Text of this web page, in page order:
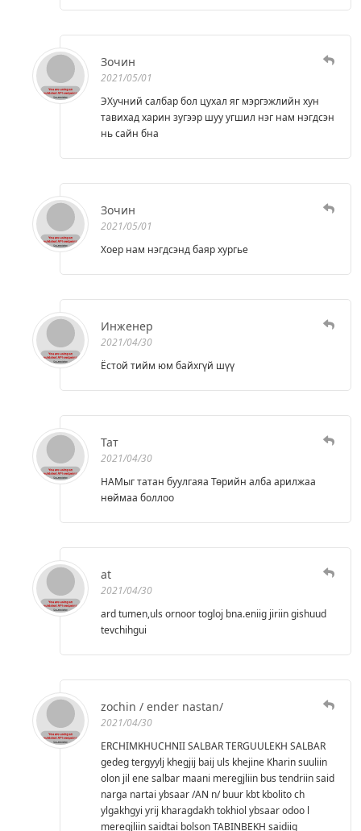
Зочин
2021/05/01
ЭХучний салбар бол цухал яг мэргэжлийн хун
тавихад харин зугээр шуу угшил нэг нам нэгдсэн
нь сайн бна
Зочин
2021/05/01
Хоер нам нэгдсэнд баяр хургье
Инженер
2021/04/30
Ёстой тийм юм байхгүй шүү
Тат
2021/04/30
НАМыг татан буулгаяа Төрийн алба арилжаа
нөймаа боллоо
at
2021/04/30
ard tumen,uls ornoor togloj bna.eniig jiriin gishuud
tevchihgui
zochin / ender nastan/
2021/04/30
ERCHIMKHUCHNII SALBAR TERGUULEKH SALBAR
gedeg tergyylj khegjij baij uls khejine Kharin suuliin
olon jil ene salbar maani meregjliin bus tendriin said
narga nartai ybsaar /AN n/ buur kbt kbolito ch
ylgakhgyi yrij kharagdakh tokhiol ybsaar odoo l
meregjliin saidtai bolson TABINBEKH saidiig